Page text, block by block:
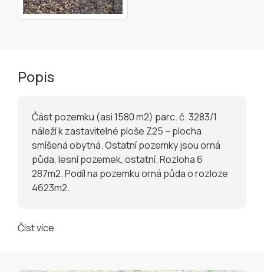
Popis
Část pozemku (asi 1580 m2) parc. č. 3283/1
náleží k zastavitelné ploše Z25 – plocha
smíšená obytná. Ostatní pozemky jsou orná
půda, lesní pozemek, ostatní. Rozloha 6
287m2. Podíl na pozemku orná půda o rozloze
4623m2.
Číst více